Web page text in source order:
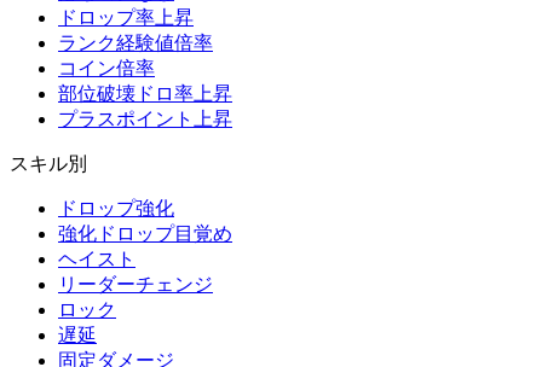
ドロップ率上昇
ランク経験値倍率
コイン倍率
部位破壊ドロ率上昇
プラスポイント上昇
スキル別
ドロップ強化
強化ドロップ目覚め
ヘイスト
リーダーチェンジ
ロック
遅延
固定ダメージ